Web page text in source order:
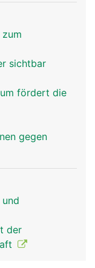
sichtbar
fördert die
gegen
der